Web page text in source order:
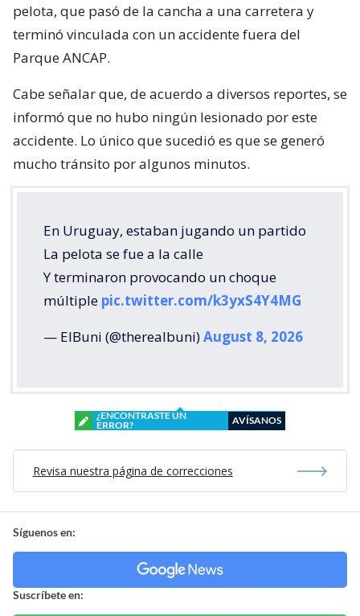
pelota, que pasó de la cancha a una carretera y
terminó vinculada con un accidente fuera del
Parque ANCAP.
Cabe señalar que, de acuerdo a diversos reportes, se
informó que no hubo ningún lesionado por este
accidente. Lo único que sucedió es que se generó
mucho tránsito por algunos minutos.
En Uruguay, estaban jugando un partido
La pelota se fue a la calle
Y terminaron provocando un choque
múltiple pic.twitter.com/k3yxS4Y4MG
— ElBuni (@therealbuni)August 8, 2026
¿ENCONTRASTE UN
ERROR?
AVÍSANOS
Revisa nuestra página de correcciones
Síguenos en:
Suscríbete en: